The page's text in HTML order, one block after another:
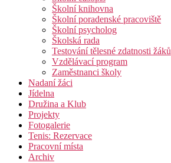
Školní knihovna
Školní poradenské pracoviště
Školní psycholog
Školská rada
Testování tělesné zdatnosti žáků
Vzdělávací program
Zaměstnanci školy
Nadaní žáci
Jídelna
Družina a Klub
Projekty
Fotogalerie
Tenis: Rezervace
Pracovní místa
Archiv